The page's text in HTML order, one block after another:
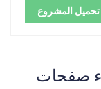
تحميل المشروع
صفحات